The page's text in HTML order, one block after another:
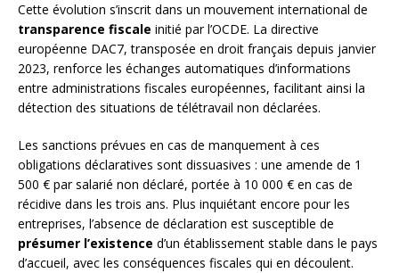
Cette évolution s’inscrit dans un mouvement international de
transparence fiscale initié par l’OCDE. La directive
européenne DAC7, transposée en droit français depuis janvier
2023, renforce les échanges automatiques d’informations
entre administrations fiscales européennes, facilitant ainsi la
détection des situations de télétravail non déclarées.
Les sanctions prévues en cas de manquement à ces
obligations déclaratives sont dissuasives : une amende de 1
500 € par salarié non déclaré, portée à 10 000 € en cas de
récidive dans les trois ans. Plus inquiétant encore pour les
entreprises, l’absence de déclaration est susceptible de
présumer l’existence d’un établissement stable dans le pays
d’accueil, avec les conséquences fiscales qui en découlent.